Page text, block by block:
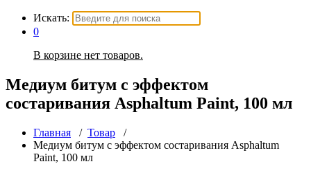
Искать:
0
В корзине нет товаров.
Медиум битум с эффектом
состаривания Asphaltum Paint, 100 мл
Главная / Товар /
Медиум битум с эффектом состаривания Asphaltum
Paint, 100 мл